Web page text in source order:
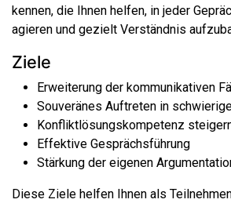
kennen, die Ihnen helfen, in jeder
agieren und gezielt Verständnis
Ziele
Erweiterung der kommunikativen
Souveränes Auftreten in
Konfliktlösungskompetenz
Effektive Gesprächsführung
Stärkung der eigenen
Diese Ziele helfen Ihnen als